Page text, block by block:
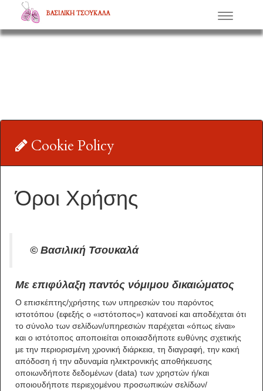
ΒΑΣΙΛΙΚΗ ΤΣΟΥΚΑΛΑ Μενού
Cookie Policy
Όροι Χρήσης
© Βασιλική Τσουκαλά
Mε επιφύλαξη παντός νόμιμου δικαιώματος
Ο επισκέπτης/χρήστης των υπηρεσιών του παρόντος
ιστοτόπου (εφεξής ο «ιστότοπος») κατανοεί και αποδέχεται ότι
το σύνολο των σελίδων/υπηρεσιών παρέχεται «όπως είναι»
και ο ιστότοπος αποποιείται οποιασδήποτε ευθύνης σχετικής
με την περιορισμένη χρονική διάρκεια, τη διαγραφή, την κακή
απόδοση ή την αδυναμία ηλεκτρονικής αποθήκευσης
οποιωνδήποτε δεδομένων (data) των χρηστών ή/και
οποιουδήποτε περιεχομένου προσωπικών σελίδων/